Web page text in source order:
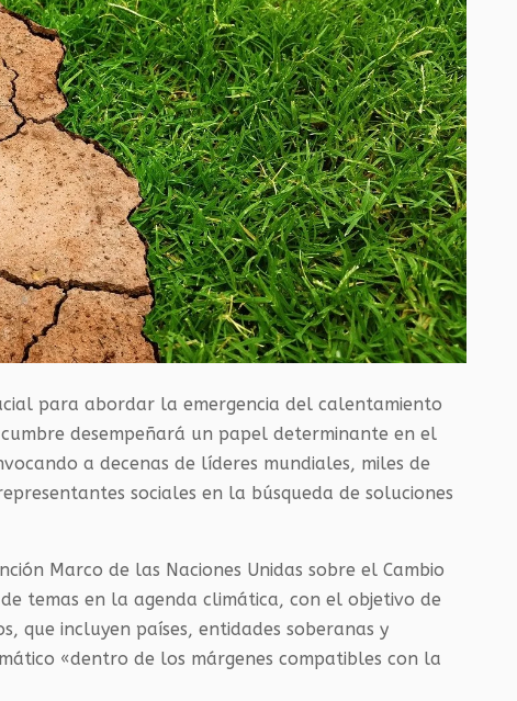
para abordar la emergencia del calentamiento
desempeñará un papel determinante en el
a decenas de líderes mundiales, miles de
sociales en la búsqueda de soluciones
Marco de las Naciones Unidas sobre el Cambio
temas en la agenda climática, con el objetivo de
que incluyen países, entidades soberanas y
«dentro de los márgenes compatibles con la